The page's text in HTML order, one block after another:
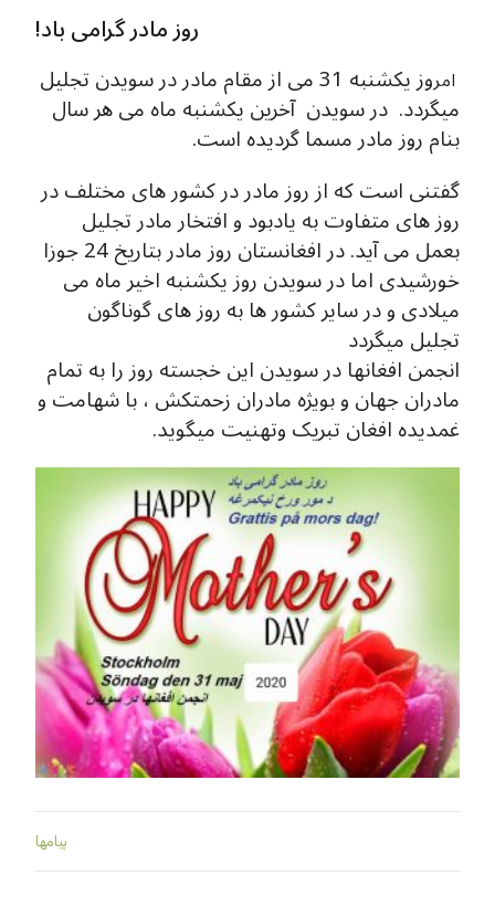
!روز مادر گرامی باد
امر وز یکشنبه 31 می از مقام مادر در سویدن تجلیل
میگردد. در سویدن آخرین یکشنبه ماه می هر سال
بنام روز مادر مسما گردیده است.
گفتنی است که از روز مادر در کشور های مختلف در
روز های متفاوت به یادبود و افتخار مادر تجلیل
بعمل می آید. در افغانستان روز مادر بتاریخ 24 جوزا
خورشیدی اما در سویدن روز یکشنبه اخیر ماه می
میلادی و در سایر کشور ها به روز های گوناگون
تجلیل میگردد
انجمن افغانها در سویدن این خجسته روز را به تمام
مادران جهان و بویژه مادران زحمتکش ، با شهامت و
غمدیده افغان تبریک وتهنیت میگوید.
پيامها